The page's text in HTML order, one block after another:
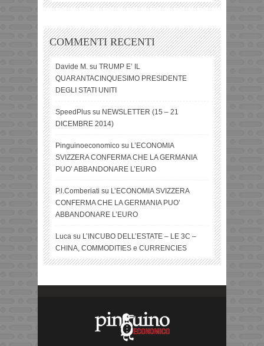
COMMENTI RECENTI
Davide M. su TRUMP E’ IL
QUARANTACINQUESIMO PRESIDENTE
DEGLI STATI UNITI
SpeedPlus su NEWSLETTER (15 – 21
DICEMBRE 2014)
Pinguinoeconomico su L’ECONOMIA
SVIZZERA CONFERMA CHE LA GERMANIA
PUO’ ABBANDONARE L’EURO
P.l.Comberiati su L’ECONOMIA SVIZZERA
CONFERMA CHE LA GERMANIA PUO’
ABBANDONARE L’EURO
Luca su L’INCUBO DELL’ESTATE – LE 3C –
CHINA, COMMODITIES e CURRENCIES